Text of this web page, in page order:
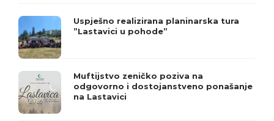
Uspješno realizirana planinarska tura
”Lastavici u pohode”
Muftijstvo zeničko poziva na
odgovorno i dostojanstveno ponašanje
na Lastavici